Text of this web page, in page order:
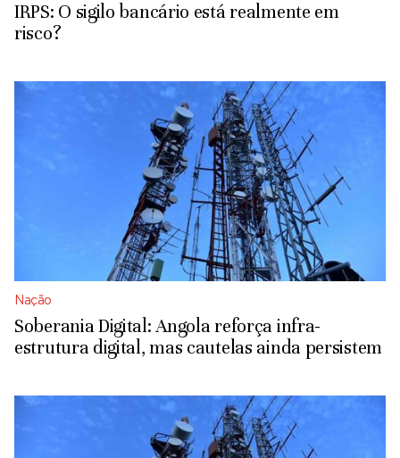
IRPS: O sigilo bancário está realmente em
risco?
Nação
Soberania Digital: Angola reforça infra-
estrutura digital, mas cautelas ainda persistem